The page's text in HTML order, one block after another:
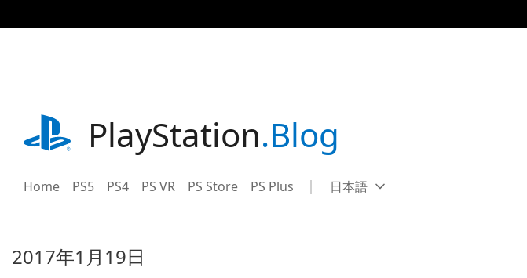
事
playstation.comPlayStation.Blog
Home PS5 PS4 PS VR PS Store PS Plus Select
Current
日本語
2017年1月19日